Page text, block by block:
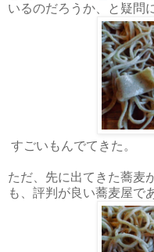
いるのだろうか、と疑問
すごいもんでてきた。
ただ、先に出てきた蕎麦
も、評判が良い蕎麦屋で